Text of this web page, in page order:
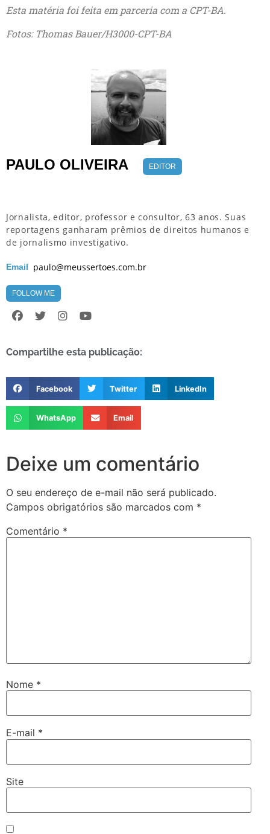
Esta matéria foi feita em parceria com a CPT-BA.
Fotos: Thomas Bauer/H3000-CPT-BA
PAULO OLIVEIRA EDITOR
Jornalista, editor, professor e consultor, 63 anos. Suas
reportagens ganharam prêmios de direitos humanos e
de jornalismo investigativo.
Email paulo@meussertoes.com.br
FOLLOW ME
Compartilhe esta publicação:
Facebook Twitter LinkedIn
WhatsApp Email
Deixe um comentário
O seu endereço de e-mail não será publicado.
Campos obrigatórios são marcados com *
Comentário *
Nome *
E-mail *
Site